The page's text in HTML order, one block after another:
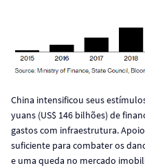
China intensificou seus
yuans (US$ 146 bilhões) de
gastos com infraestrutura.
suficiente para combater os
e uma queda no mercado